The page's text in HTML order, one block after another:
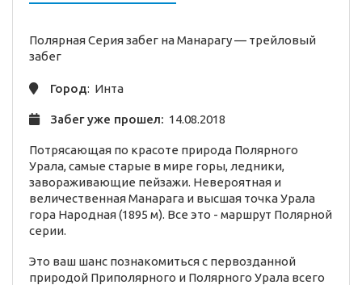
Полярная Серия забег на Манарагу — трейловый
забег
Город: Инта
Забег уже прошел: 14.08.2018
Потрясающая по красоте природа Полярного
Урала, самые старые в мире горы, ледники,
завораживающие пейзажи. Невероятная и
величественная Манарага и высшая точка Урала
гора Народная (1895 м). Все это - маршрут Полярной
серии.
Это ваш шанс познакомиться с первозданной
природой Приполярного и Полярного Урала всего